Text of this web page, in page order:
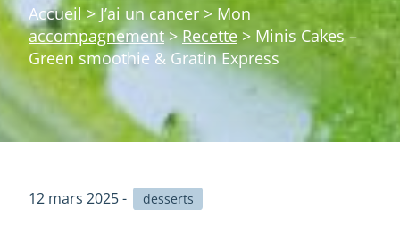
Accueil> J’ai un cancer > Mon
accompagnement>Recette > Minis Cakes –
Green smoothie & Gratin Express
12 mars 2025 - desserts